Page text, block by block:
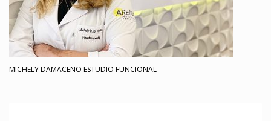
MICHELY DAMACENO ESTUDIO FUNCIONAL